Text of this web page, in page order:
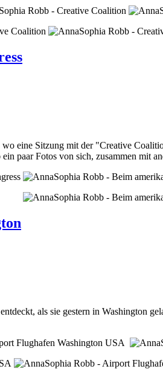
eine Sitzung mit der "Creative
paar Fotos von sich, zusammen mit
als sie gestern in Washington